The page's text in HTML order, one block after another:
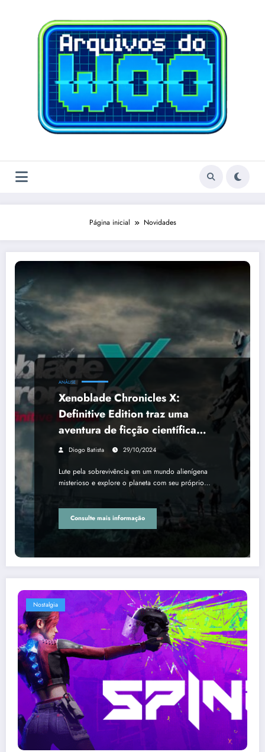
Página inicial Novidades
ANÁLISE
Xenoblade Chronicles X:
Definitive Edition traz uma
aventura de ficção científica
expansiva para Nintendo Switch
Diogo Batista 29/10/2024
Lute pela sobrevivência em um mundo alienígena
misterioso e explore o planeta com seu próprio…
Consulte mais informação
Nostalgia